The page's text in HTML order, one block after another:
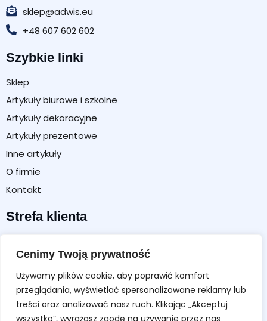
Cenimy Twoją prywatność
Używamy plików cookie, aby poprawić komfort
przeglądania, wyświetlać spersonalizowane reklamy lub
treści oraz analizować nasz ruch. Klikając „Akceptuj
wszystko”, wyrażasz zgodę na używanie przez nas
sklep@adwis.eu
+48 607 602 602
Szybkie linki
Sklep
Artykuły biurowe i szkolne
Artykuły dekoracyjne
Artykuły prezentowe
Inne artykuły
O firmie
Kontakt
Strefa klienta
Koszyk
Formularz zwrotu / reklamacji
Regulamin sklepu
Polityka prywatności